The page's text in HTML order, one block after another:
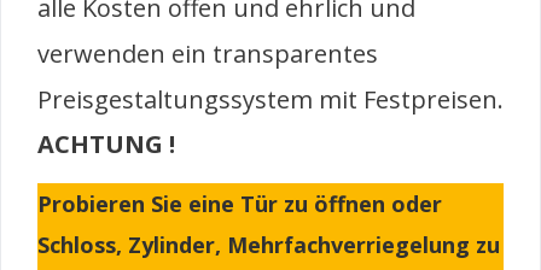
alle Kosten offen und ehrlich und
verwenden ein transparentes
Preisgestaltungssystem mit Festpreisen.
ACHTUNG !
Probieren Sie eine Tür zu öffnen oder
Schloss, Zylinder, Mehrfachverriegelung zu